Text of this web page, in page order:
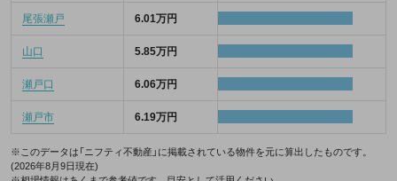
尾張瀬戸 6.01万円
山口 5.85万円
瀬戸口 6.06万円
瀬戸市 6.19万円
※このデータは「ニフティ不動産」に掲載されている物件を元に算出したものです。
(2026年8月9日現在)